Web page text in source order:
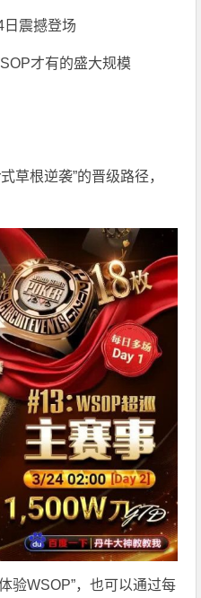
震撼登场
才有的盛大规模
草根逆袭”的晋级路径，
验WSOP”，也可以通过每